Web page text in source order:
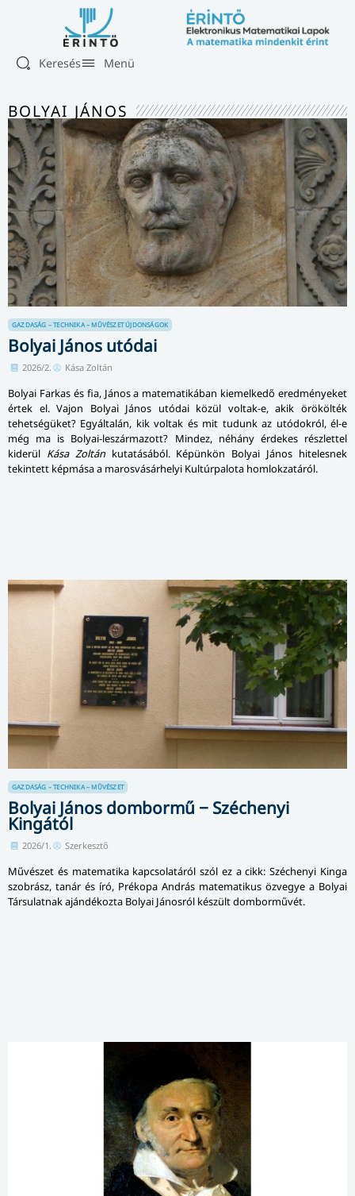
Keresés Menü
BOLYAI JÁNOS
GAZDASÁG – TECHNIKA – MŰVÉSZET ÚJDONSÁGOK
Bolyai János utódai
2026/2. Kása Zoltán
Bolyai Farkas és fia, János a matematikában kiemelkedő eredményeket
értek el. Vajon Bolyai János utódai közül voltak-e, akik örökölték
tehetségüket? Egyáltalán, kik voltak és mit tudunk az utódokról, él-e
még ma is Bolyai-leszármazott? Mindez, néhány érdekes részlettel
kiderül Kása Zoltánkutatásából. Képünkön Bolyai János hitelesnek
tekintett képmása a marosvásárhelyi Kultúrpalota homlokzatáról.
GAZDASÁG – TECHNIKA – MŰVÉSZET
Bolyai János dombormű − Széchenyi
Kingától
2026/1. Szerkesztő
Művészet és matematika kapcsolatáról szól ez a cikk: Széchenyi Kinga
szobrász, tanár és író, Prékopa András matematikus özvegye a Bolyai
Társulatnak ajándékozta Bolyai Jánosról készült domborművét.